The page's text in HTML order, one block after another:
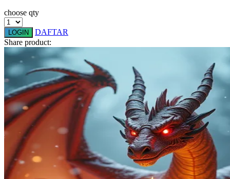
Stokke
Sudocrem
Sumimo
Sunnylife
Sun-Staches
Swimava
Tommee Tippee
choose qty
LOGIN
DAFTAR
Share product: